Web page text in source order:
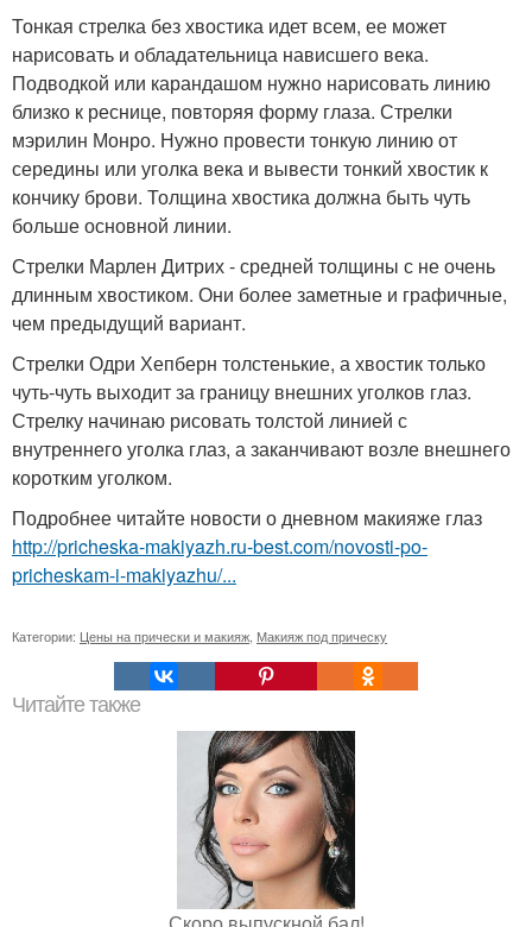
Тонкая стрелка без хвостика идет всем, ее может
нарисовать и обладательница нависшего века.
Подводкой или карандашом нужно нарисовать линию
близко к реснице, повторяя форму глаза. Стрелки
мэрилин Монро. Нужно провести тонкую линию от
середины или уголка века и вывести тонкий хвостик к
кончику брови. Толщина хвостика должна быть чуть
больше основной линии.
Стрелки Марлен Дитрих - средней толщины с не очень
длинным хвостиком. Они более заметные и графичные,
чем предыдущий вариант.
Стрелки Одри Хепберн толстенькие, а хвостик только
чуть-чуть выходит за границу внешних уголков глаз.
Стрелку начинаю рисовать толстой линией с
внутреннего уголка глаз, а заканчивают возле внешнего
коротким уголком.
Подробнее читайте новости о дневном макияже глаз
http://pricheska-makiyazh.ru-best.com/novosti-po-
pricheskam-i-makiyazhu/...
Категории: Цены на прически и макияж Макияж под прическу
Читайте также